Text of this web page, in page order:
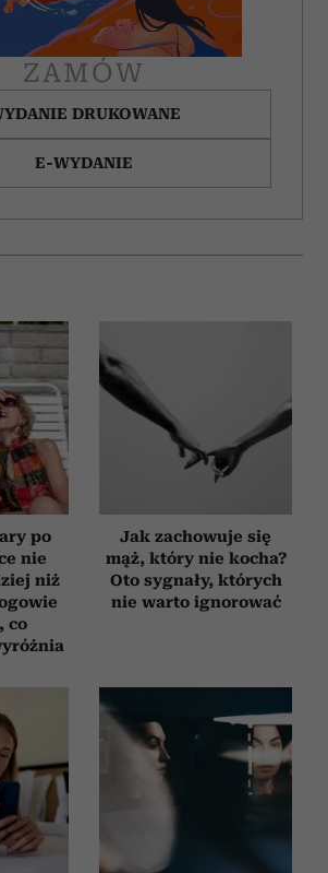
ZAMÓW
DRUKOWANE
E-WYDANIE
po
nie
niż
co
Jak zachowuje się
mąż, który nie kocha?
Oto sygnały, których
nie warto ignorować